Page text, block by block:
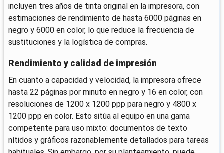
incluyen tres años de tinta original en la impresora, con
estimaciones de rendimiento de hasta 6000 páginas en
negro y 6000 en color, lo que reduce la frecuencia de
sustituciones y la logística de compras.
Rendimiento y calidad de impresión
En cuanto a capacidad y velocidad, la impresora ofrece
hasta 22 páginas por minuto en negro y 16 en color, con
resoluciones de 1200 x 1200 ppp para negro y 4800 x
1200 ppp en color. Esto sitúa al equipo en una gama
competente para uso mixto: documentos de texto
nítidos y gráficos razonablemente detallados para tareas